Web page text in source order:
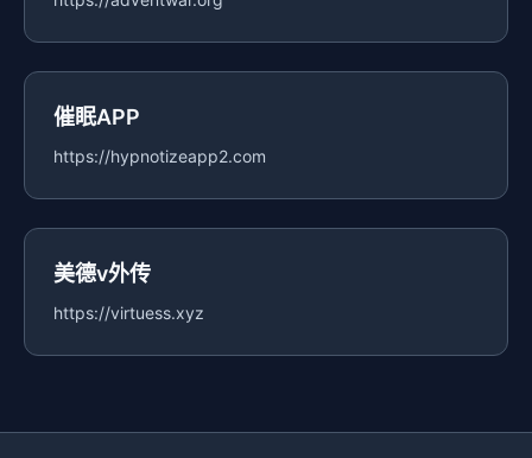
催眠APP
https://hypnotizeapp2.com
美德v外传
https://virtuess.xyz